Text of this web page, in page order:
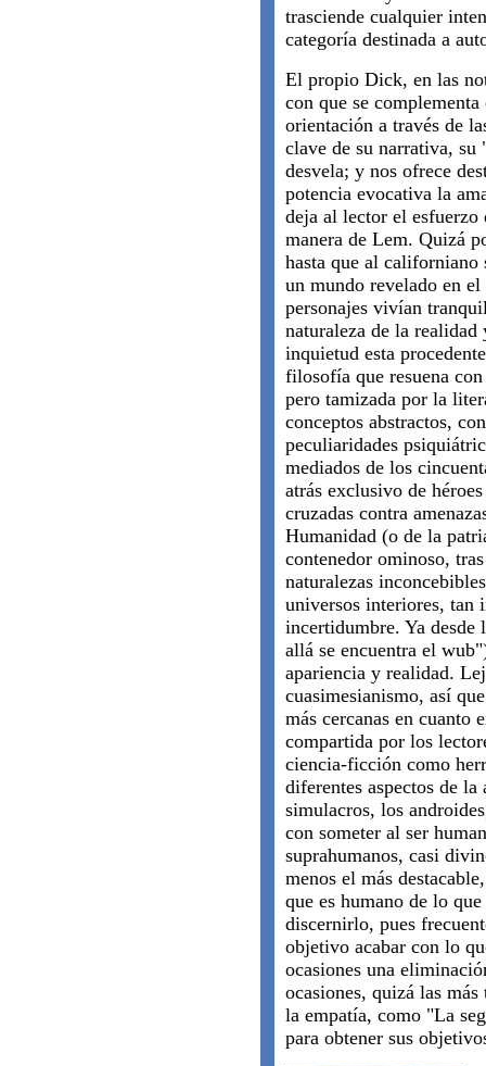
trasciende cualquier
categoría destinada a
El propio Dick, en las
con que se
orientación a través de
clave de su narrativa,
desvela; y nos ofrece
potencia evocativa la
deja al lector el
manera de Lem. Quizá
hasta que al
un mundo revelado en
personajes vivían
naturaleza de la
inquietud esta
filosofía que resuena
pero tamizada por la
conceptos abstractos,
peculiaridades
mediados de los
atrás exclusivo de
cruzadas contra
Humanidad (o de la
contenedor ominoso,
naturalezas
universos interiores, tan
incertidumbre. Ya
allá se encuentra el
apariencia y realidad.
cuasimesianismo, así
más cercanas en cuanto
compartida por los
ciencia-ficción como
diferentes aspectos de
simulacros, los
con someter al ser
suprahumanos, casi
menos el más
que es humano de lo
discernirlo, pues
objetivo acabar con lo
ocasiones una
ocasiones, quizá las
la empatía, como "La
para obtener sus